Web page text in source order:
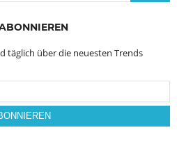
täglich über die neuesten Trends